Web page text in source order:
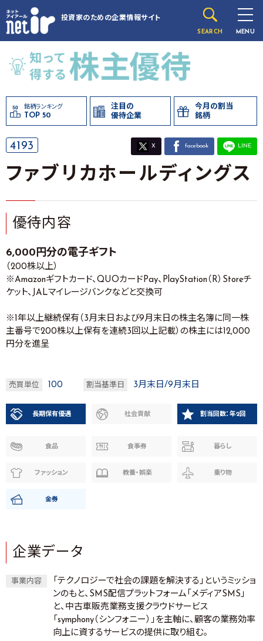
投資家のための企業情報サイト
SEARCH MENU
銘柄ランキング
TOP 50
注目の
優待企業
今月の割当
銘柄
4193 X facebook LINE
ファブリカホールディングス
優待内容
6,000円分の電子ギフト
（200株以上）
※Amazonギフトカード、QUOカードPay、PlayStation（R）Storeチ
ケット、JALマイレージバンクなどと交換可
※1年以上継続保有（3月末日および9月末日の株主名簿に同一株
主番号で200株以上保有を連続3回以上記載）の株主には12,000
円分を進呈
売買単位 100 割当基準日 3月末日/9月末日
長期保有優遇 社会貢献 割当回数：年2回
食品 食事券 暮らし
ファッション 教養・娯楽 乗り物
金券
企業データ
事業内容
「テクノロジーで社会の課題を解決する」というミッショ
ンのもと、SMS配信プラットフォーム「メディアSMS」
と、中古車販売業務支援クラウドサービス
「symphony（シンフォニー）」を主軸に、顧客の業務効率
向上に資するサービスの提供に取り組む。